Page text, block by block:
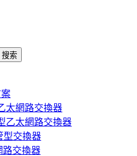
搜索
太網路交換器
乙太網路交換器
型交換器
路交換器